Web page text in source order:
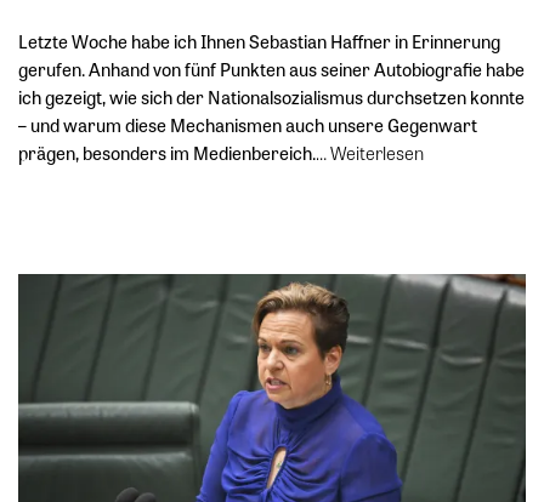
Letzte Woche habe ich Ihnen Sebastian Haffner in Erinnerung
gerufen. Anhand von fünf Punkten aus seiner Autobiografie habe
ich gezeigt, wie sich der Nationalsozialismus durchsetzen konnte
– und warum diese Mechanismen auch unsere Gegenwart
prägen, besonders im Medienbereich.…Weiterlesen